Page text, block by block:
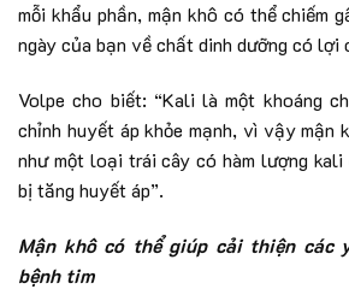
mỗi khẩu phần, mận khô có thể chiếm
ngày của bạn về chất dinh dưỡng có lợi
Volpe cho biết: “Kali là một khoáng
chỉnh huyết áp khỏe mạnh, vì vậy mận
như một loại trái cây có hàm lượng kali
bị tăng huyết áp”.
Mận khô có thể giúp cải thiện các
bệnh tim